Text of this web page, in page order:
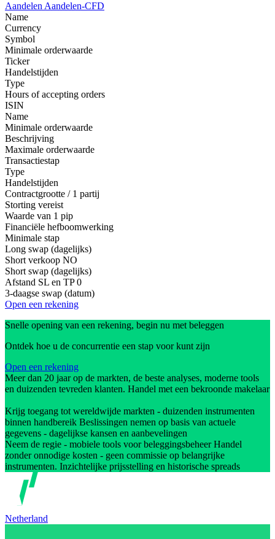
Aandelen Aandelen-CFD
Name
Currency
Symbol
Minimale orderwaarde
Ticker
Handelstijden
Type
Hours of accepting orders
ISIN
Name
Minimale orderwaarde
Beschrijving
Maximale orderwaarde
Transactiestap
Type
Handelstijden
Contractgrootte / 1 partij
Storting vereist
Waarde van 1 pip
Financiële hefboomwerking
Minimale stap
Long swap (dagelijks)
Short verkoop NO
Short swap (dagelijks)
Afstand SL en TP 0
3-daagse swap (datum)
Open een rekening
Snelle opening van een rekening, begin nu met beleggen
Ontdek hoe u de concurrentie een stap voor kunt zijn
Open een rekening
Meer dan 20 jaar op de markten, de beste analyses, moderne tools
en duizenden tevreden klanten. Handel met een bekroonde makelaar
Krijg toegang tot wereldwijde markten - duizenden instrumenten
binnen handbereik Beslissingen nemen op basis van actuele
gegevens - dagelijkse kansen en aanbevelingen
Neem de regie - mobiele tools voor beleggingsbeheer Handel
zonder onnodige kosten - geen commissie op belangrijke
instrumenten. Inzichtelijke prijsstelling en historische spreads
Netherland